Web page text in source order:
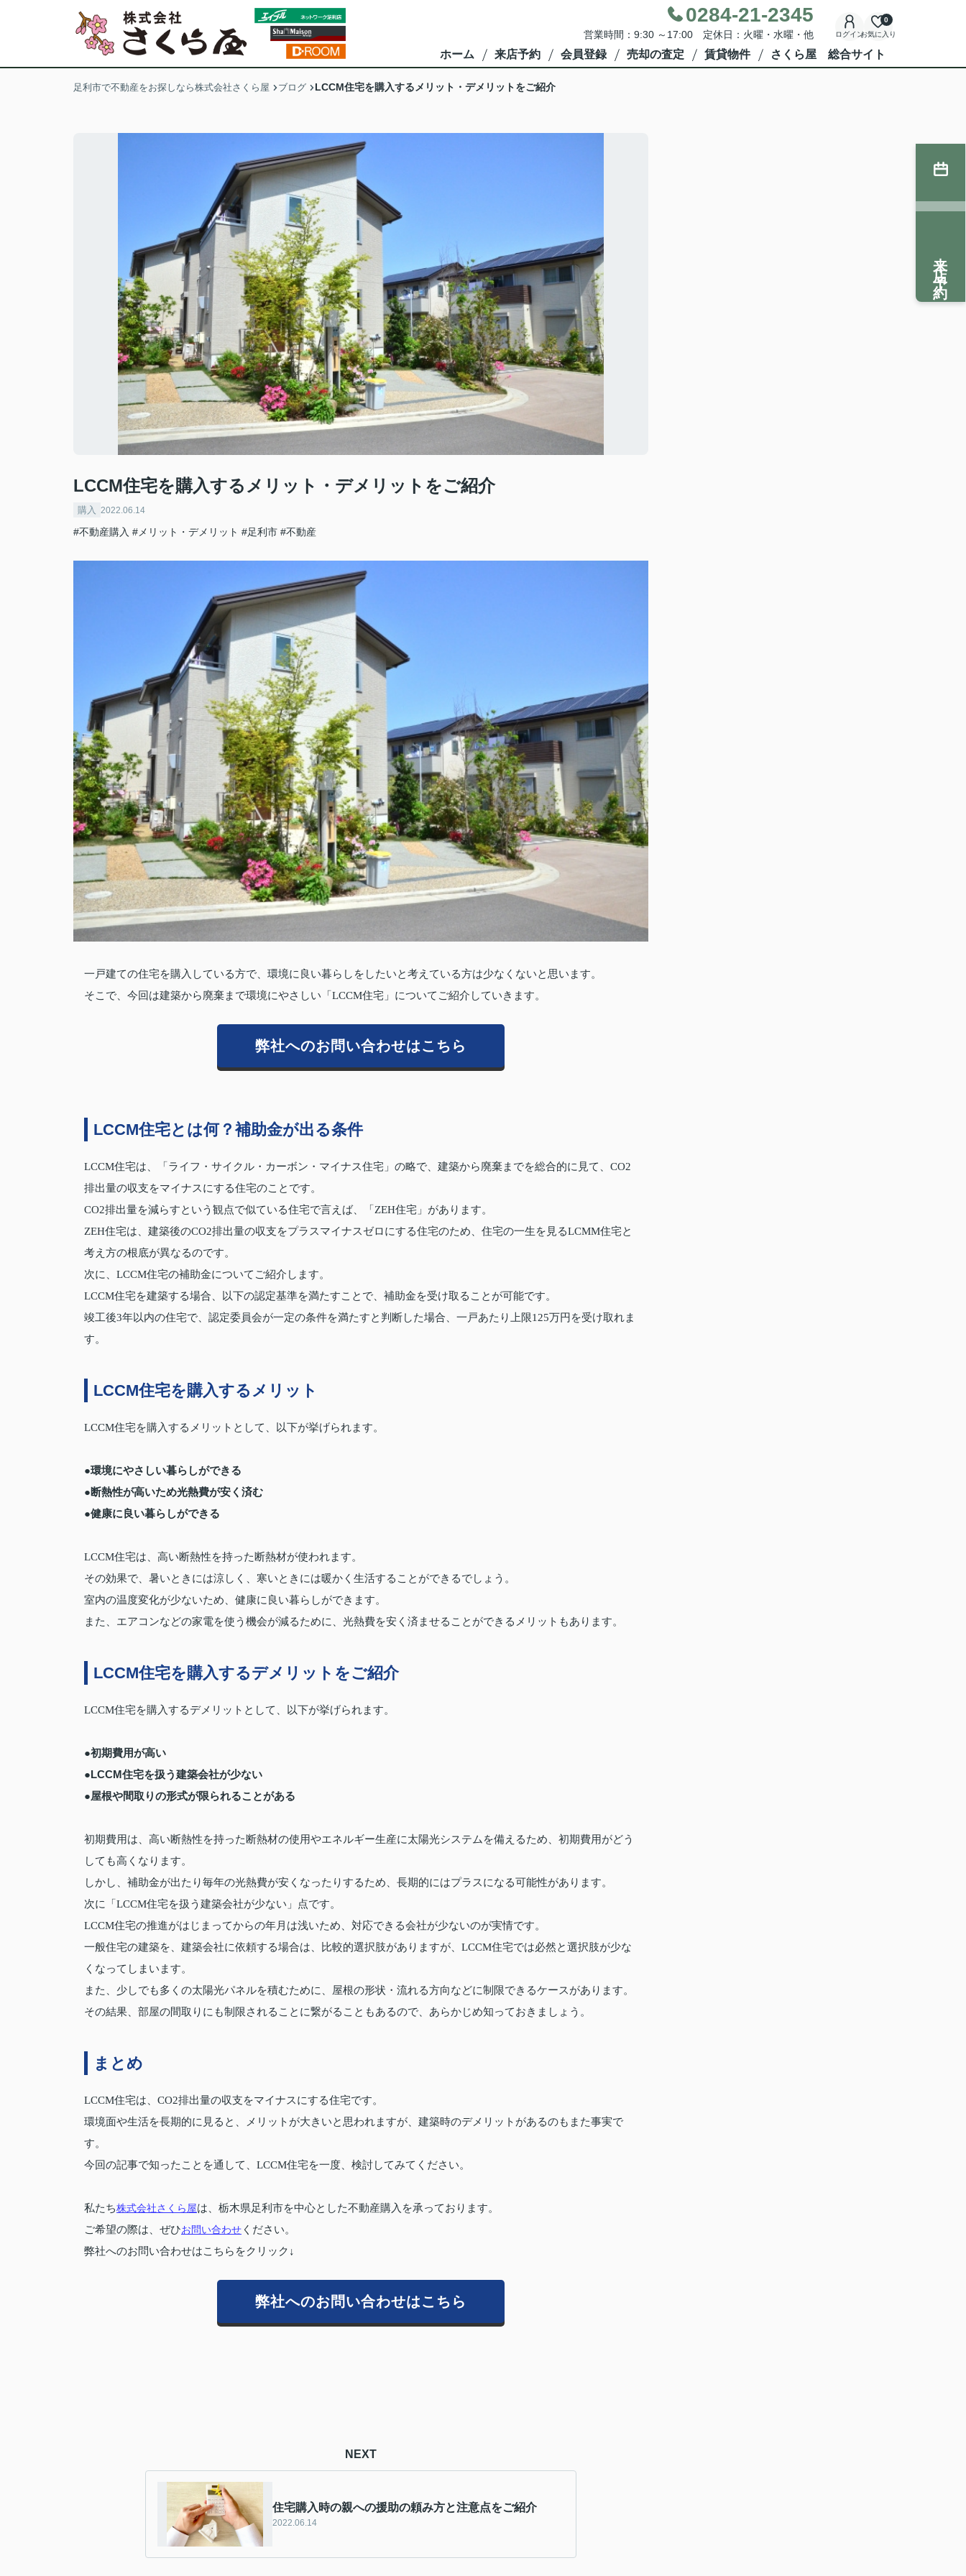
0284-21-2345
営業時間：9:30 ～17:00 定休日：火曜・水曜・他 ログインお気に入り
0
ホーム 来店予約 会員登録 売却の査定 賃貸物件 さくら屋 総合サイト
足利市で不動産をお探しなら株式会社さくら屋 ブログ LCCM住宅を購入するメリット・デメリットをご紹介
LCCM住宅を購入するメリット・デメリットをご紹介
購入 2022.06.14
#不動産購入 #メリット・デメリット #足利市 #不動産
一戸建ての住宅を購入している方で、環境に良い暮らしをしたいと考えている方は少なくないと思います。
そこで、今回は建築から廃棄まで環境にやさしい「LCCM住宅」についてご紹介していきます。
弊社へのお問い合わせはこちら
LCCM住宅とは何？補助金が出る条件
LCCM住宅は、「ライフ・サイクル・カーボン・マイナス住宅」の略で、建築から廃棄までを総合的に見て、CO2
排出量の収支をマイナスにする住宅のことです。
CO2排出量を減らすという観点で似ている住宅で言えば、「ZEH住宅」があります。
ZEH住宅は、建築後のCO2排出量の収支をプラスマイナスゼロにする住宅のため、住宅の一生を見るLCMM住宅と
考え方の根底が異なるのです。
次に、LCCM住宅の補助金についてご紹介します。
LCCM住宅を建築する場合、以下の認定基準を満たすことで、補助金を受け取ることが可能です。
竣工後3年以内の住宅で、認定委員会が一定の条件を満たすと判断した場合、一戸あたり上限125万円を受け取れま
す。
LCCM住宅を購入するメリット
LCCM住宅を購入するメリットとして、以下が挙げられます。
●環境にやさしい暮らしができる
●断熱性が高いため光熱費が安く済む
●健康に良い暮らしができる
LCCM住宅は、高い断熱性を持った断熱材が使われます。
その効果で、暑いときには涼しく、寒いときには暖かく生活することができるでしょう。
室内の温度変化が少ないため、健康に良い暮らしができます。
また、エアコンなどの家電を使う機会が減るために、光熱費を安く済ませることができるメリットもあります。
LCCM住宅を購入するデメリットをご紹介
LCCM住宅を購入するデメリットとして、以下が挙げられます。
●初期費用が高い
●LCCM住宅を扱う建築会社が少ない
●屋根や間取りの形式が限られることがある
初期費用は、高い断熱性を持った断熱材の使用やエネルギー生産に太陽光システムを備えるため、初期費用がどう
しても高くなります。
しかし、補助金が出たり毎年の光熱費が安くなったりするため、長期的にはプラスになる可能性があります。
次に「LCCM住宅を扱う建築会社が少ない」点です。
LCCM住宅の推進がはじまってからの年月は浅いため、対応できる会社が少ないのが実情です。
一般住宅の建築を、建築会社に依頼する場合は、比較的選択肢がありますが、LCCM住宅では必然と選択肢が少な
くなってしまいます。
また、少しでも多くの太陽光パネルを積むために、屋根の形状・流れる方向などに制限できるケースがあります。
その結果、部屋の間取りにも制限されることに繋がることもあるので、あらかじめ知っておきましょう。
まとめ
LCCM住宅は、CO2排出量の収支をマイナスにする住宅です。
環境面や生活を長期的に見ると、メリットが大きいと思われますが、建築時のデメリットがあるのもまた事実で
す。
今回の記事で知ったことを通して、LCCM住宅を一度、検討してみてください。
私たち株式会社さくら屋は、栃木県足利市を中心とした不動産購入を承っております。
ご希望の際は、ぜひお問い合わせ ください。
弊社へのお問い合わせはこちらをクリック↓
弊社へのお問い合わせはこちら
NEXT
住宅購入時の親への援助の頼み方と注意点をご紹介
2022.06.14
来店予約